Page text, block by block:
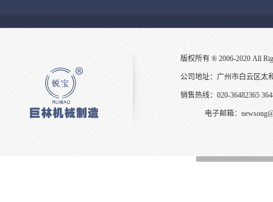
版权所有 ® 2006-2020 All
公司地址：广州市白云区太
销售热线：020-36482365
电子邮箱：